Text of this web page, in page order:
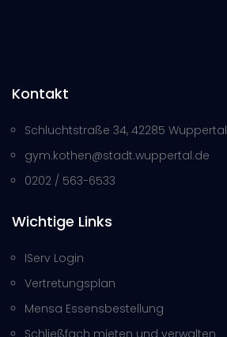
Kontakt
Schluchtstraße 34, 42285 Wuppertal
gym.kothen@stadt.wuppertal.de
0202 / 563-6533
Wichtige Links
IServ Login
Vertretungsplan
Mensa Essensbestellung
Schließfach mieten und verwalten